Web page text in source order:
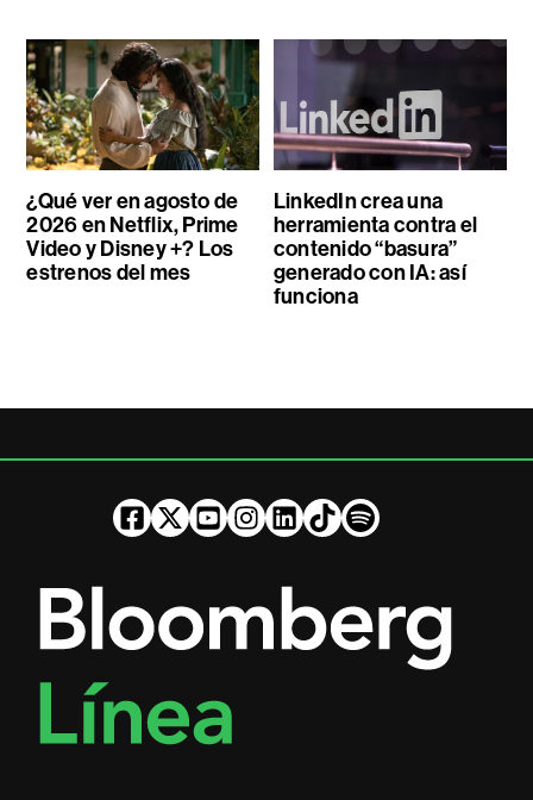
¿Qué ver en agosto de
2026 en Netflix, Prime
Video y Disney +? Los
estrenos del mes
LinkedIn crea una
herramienta contra el
contenido “basura”
generado con IA: así
funciona